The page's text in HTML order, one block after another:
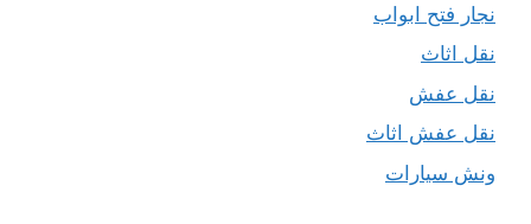
نجار فتح ابواب
نقل اثاث
نقل عفش
نقل عفش اثاث
ونش سيارات